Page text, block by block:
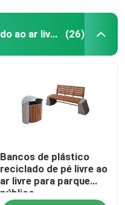
Bancos de plástico reciclado ao ar livre (26)
Bancos de plástico
reciclado de pé livre ao
ar livre para parque
público